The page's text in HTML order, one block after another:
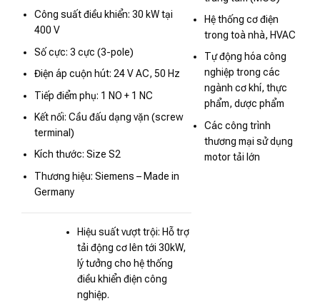
Công suất điều khiển: 30 kW tại
400 V
Số cực: 3 cực (3-pole)
Điện áp cuộn hút: 24 V AC, 50 Hz
Tiếp điểm phụ: 1 NO + 1 NC
Kết nối: Cầu đấu dạng vặn (screw
terminal)
Kích thước: Size S2
Thương hiệu: Siemens – Made in
Germany
Hiệu suất vượt trội: Hỗ trợ
tải động cơ lên tới 30kW,
lý tưởng cho hệ thống
điều khiển điện công
nghiệp.
Hệ thống cơ điện
trong toà nhà, HVAC
Tự động hóa công
nghiệp trong các
ngành cơ khí, thực
phẩm, dược phẩm
Các công trình
thương mại sử dụng
motor tải lớn